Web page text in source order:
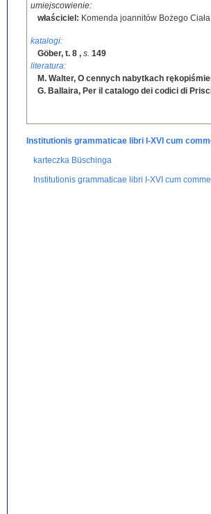
umiejscowienie:
właściciel: Komenda joannitów Bożego
katalogi:
Göber, t. 8 , s. 149
literatura:
M. Walter, O cennych nabytkach
G. Ballaira, Per il catalogo dei codici di
Institutionis grammaticae libri I-XVI cum
karteczka Büschinga
Institutionis grammaticae libri I-XVI cum